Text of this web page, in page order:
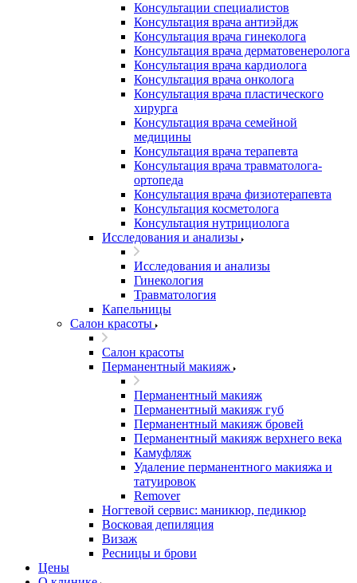
Консультации специалистов
Консультация врача антиэйдж
Консультация врача гинеколога
Консультация врача дерматовенеролога
Консультация врача кардиолога
Консультация врача онколога
Консультация врача пластического
хирурга
Консультация врача семейной
медицины
Консультация врача терапевта
Консультация врача травматолога-
ортопеда
Консультация врача физиотерапевта
Консультация косметолога
Консультация нутрициолога
Исследования и анализы
Исследования и анализы
Гинекология
Травматология
Капельницы
Салон красоты
Салон красоты
Перманентный макияж
Перманентный макияж
Перманентный макияж губ
Перманентный макияж бровей
Перманентный макияж верхнего века
Камуфляж
Удаление перманентного макияжа и
татуировок
Remover
Ногтевой сервис: маникюр, педикюр
Восковая депиляция
Визаж
Ресницы и брови
Цены